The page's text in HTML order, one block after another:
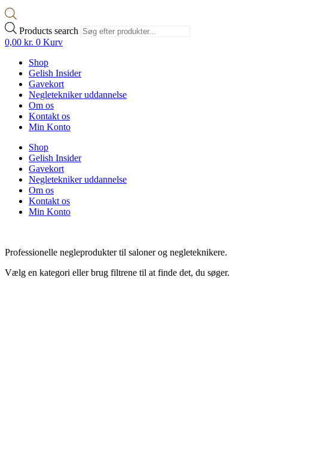
Products search
0,00 kr. 0 Kurv
Shop
Gelish Insider
Gavekort
Negletekniker uddannelse
Om os
Kontakt os
Min Konto
Shop
Gelish Insider
Gavekort
Negletekniker uddannelse
Om os
Kontakt os
Min Konto
Professionelle negleprodukter til saloner og negleteknikere.
Vælg en kategori eller brug filtrene til at finde det, du søger.